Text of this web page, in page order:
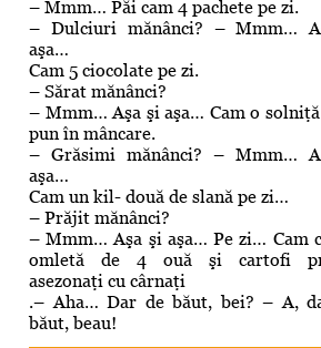
– Mmm… Păi cam 4 pachete pe zi.
– Dulciuri mănânci? – Mmm…
aşa…
Cam 5 ciocolate pe zi.
– Sărat mănânci?
– Mmm… Aşa şi aşa… Cam o
pun în mâncare.
– Grăsimi mănânci? – Mmm…
aşa…
Cam un kil- două de slană pe zi…
– Prăjit mănânci?
– Mmm… Aşa şi aşa… Pe zi… Cam
omletă de 4 ouă şi cartofi
asezonaţi cu cârnaţi
.– Aha… Dar de băut, bei? – A,
băut, beau!